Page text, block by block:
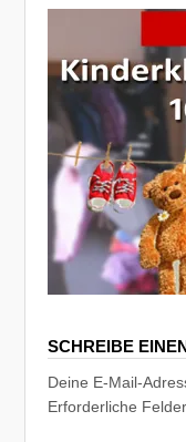
SCHREIBE
Deine E-Mail-
Erforderliche